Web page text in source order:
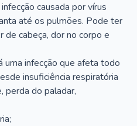
causada por vírus
até os pulmões. Pode ter
cabeça, dor no corpo e
uma infecção que afeta todo
insuficiência respiratória
perda do paladar,